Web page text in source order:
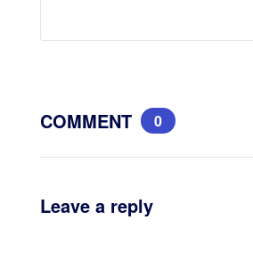
COMMENT 0
Leave a reply